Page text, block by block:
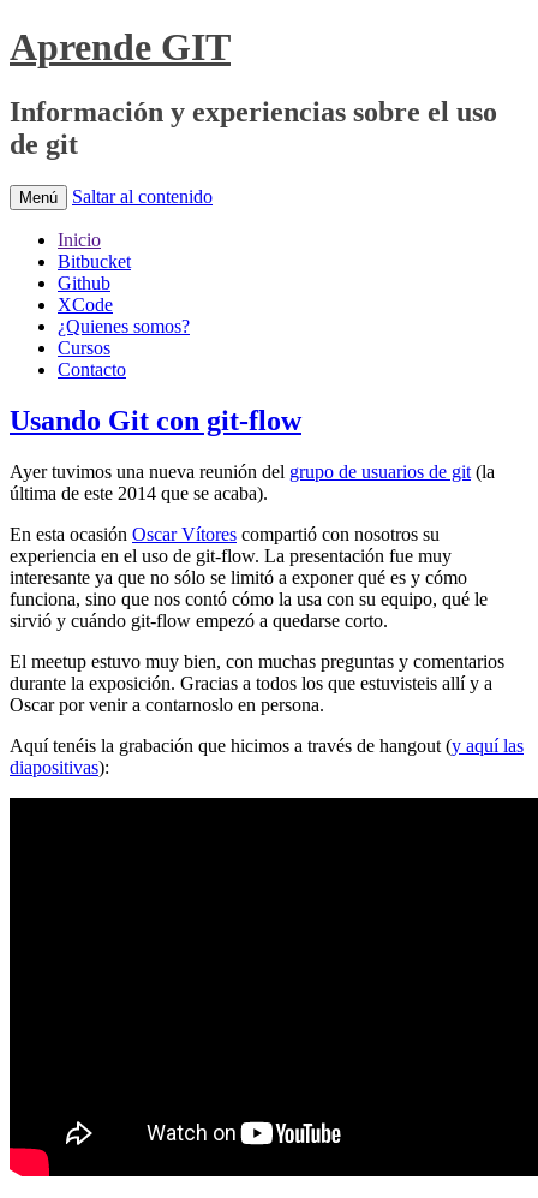
Aprende GIT
Información y experiencias sobre el uso
de git
Menú Saltar al contenido
Inicio
Bitbucket
Github
XCode
¿Quienes somos?
Cursos
Contacto
Usando Git con git-flow
Ayer tuvimos una nueva reunión del grupo de usuarios de git (la
última de este 2014 que se acaba).
En esta ocasión Oscar Vítores compartió con nosotros su
experiencia en el uso de git-flow. La presentación fue muy
interesante ya que no sólo se limitó a exponer qué es y cómo
funciona, sino que nos contó cómo la usa con su equipo, qué le
sirvió y cuándo git-flow empezó a quedarse corto.
El meetup estuvo muy bien, con muchas preguntas y comentarios
durante la exposición. Gracias a todos los que estuvisteis allí y a
Oscar por venir a contarnoslo en persona.
Aquí tenéis la grabación que hicimos a través de hangout (y aquí las
diapositivas):